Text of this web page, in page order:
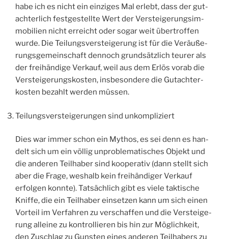
habe ich es nicht ein ein­zi­ges Mal erlebt, dass der gut­
ach­ter­lich fest­ge­stell­te Wert der Ver­stei­ge­rungs­im­
mo­bi­li­en nicht erreicht oder sogar weit über­trof­fen
wur­de. Die Tei­lungs­ver­stei­ge­rung ist für die Ver­äu­ße­
rungs­ge­mein­schaft den­noch grund­sätz­lich teu­rer als
der frei­hän­di­ge Ver­kauf, weil aus dem Erlös vor­ab die
Ver­stei­ge­rungs­kos­ten, ins­be­son­de­re die Gut­ach­ter­
kos­ten bezahlt wer­den müssen.
Tei­lungs­ver­stei­ge­run­gen sind unkompliziert
Dies war immer schon ein Mythos, es sei denn es han­
delt sich um ein völ­lig unpro­ble­ma­ti­sches Objekt und
die ande­ren Teil­ha­ber sind koope­ra­tiv (dann stellt sich
aber die Fra­ge, wes­halb kein frei­hän­di­ger Ver­kauf
erfol­gen konn­te). Tat­säch­lich gibt es vie­le tak­ti­sche
Knif­fe, die ein Teil­ha­ber ein­set­zen kann um sich einen
Vor­teil im Ver­fah­ren zu ver­schaf­fen und die Ver­stei­ge­
rung allei­ne zu kon­trol­lie­ren bis hin zur Mög­lich­keit,
den Zuschlag zu Guns­ten eines ande­ren Teil­ha­bers zu